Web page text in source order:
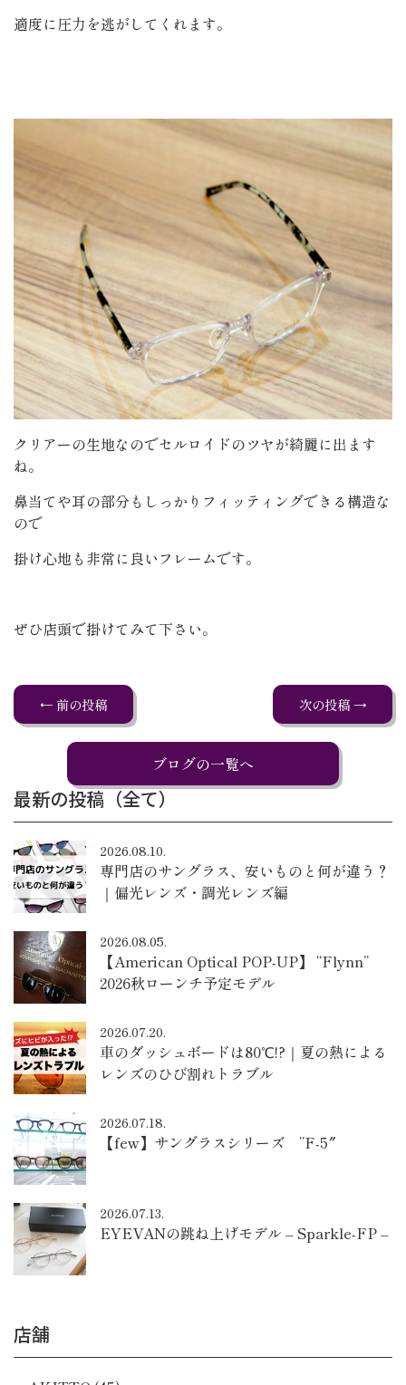
適度に圧力を逃がしてくれます。
クリアーの生地なのでセルロイドのツヤが綺麗に出ます
ね。
鼻当てや耳の部分もしっかりフィッティングできる構造な
ので
掛け心地も非常に良いフレームです。
ぜひ店頭で掛けてみて下さい。
← 前の投稿 次の投稿 →
ブログの一覧へ
最新の投稿（全て）
2026.08.10.
専門店のサングラス、安いものと何が違う？
｜偏光レンズ・調光レンズ編
2026.08.05.
【American Optical POP-UP】 “Flynn”
2026秋ローンチ予定モデル
2026.07.20.
車のダッシュボードは80℃!?｜夏の熱による
レンズのひび割れトラブル
2026.07.18.
【few】サングラスシリーズ ”F-5″
2026.07.13.
EYEVANの跳ね上げモデル – Sparkle-FP –
店舗